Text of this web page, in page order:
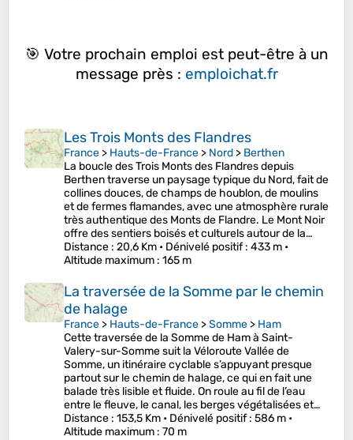
🎯 Votre prochain emploi est peut-être à un
message près : emploichat.fr
Les Trois Monts des Flandres
France > Hauts-de-France > Nord > Berthen
La boucle des Trois Monts des Flandres depuis
Berthen traverse un paysage typique du Nord, fait de
collines douces, de champs de houblon, de moulins
et de fermes flamandes, avec une atmosphère rurale
très authentique des Monts de Flandre. Le Mont Noir
offre des sentiers boisés et culturels autour de la…
Distance : 20,6 Km • Dénivelé positif: 433 m •
Altitude maximum : 165 m
La traversée de la Somme par le chemin
de halage
France > Hauts-de-France >Somme > Ham
Cette traversée de la Somme de Ham à Saint-
Valery-sur-Somme suit la Véloroute Vallée de
Somme, un itinéraire cyclable s’appuyant presque
partout sur le chemin de halage, ce qui en fait une
balade très lisible et fluide. On roule au fil de l’eau
entre le fleuve, le canal, les berges végétalisées et…
Distance : 153,5 Km • Dénivelé positif: 586 m •
Altitude maximum : 70 m